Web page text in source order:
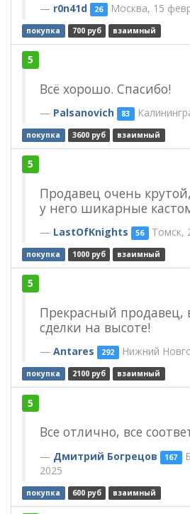
r0n41d 26 Москва, 15
покупка 700 руб взаимный
5
Всё хорошо. Спасибо!
Palsanovich 83
покупка 3600 руб взаимный
5
Продавец очень
у него шикарные
LastOfKnights 56 Томск,
покупка 1000 руб взаимный
5
Прекрасный продавец,
сделки на высоте!
Antares 292 Нижний
покупка 2100 руб взаимный
5
Все отлично, все
Дмитрий Богрецов 167
2025
покупка 600 руб взаимный